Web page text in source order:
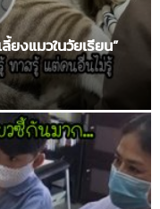
งแมวในวัยเรียน”